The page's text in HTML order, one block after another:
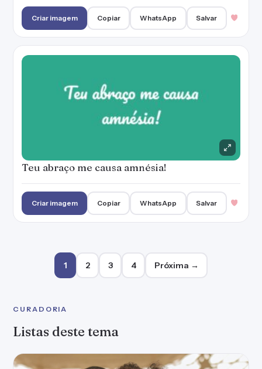
Criar imagem Copiar WhatsApp Salvar
Teu abraço me causa amnésia!
Criar imagem Copiar WhatsApp Salvar
Paginação de posts
1 2 3 4 Próxima →
CURADORIA
Listas deste tema